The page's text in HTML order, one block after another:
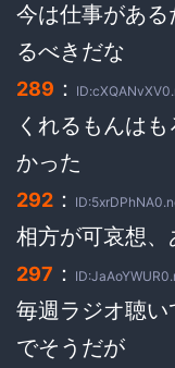
今は仕事があ
るべきだな
289 ：
くれるもんは
かった
292 ：
相方が可哀想
297 ：
毎週ラジオ聴
でそうだが